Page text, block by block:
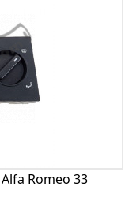
Romeo 33